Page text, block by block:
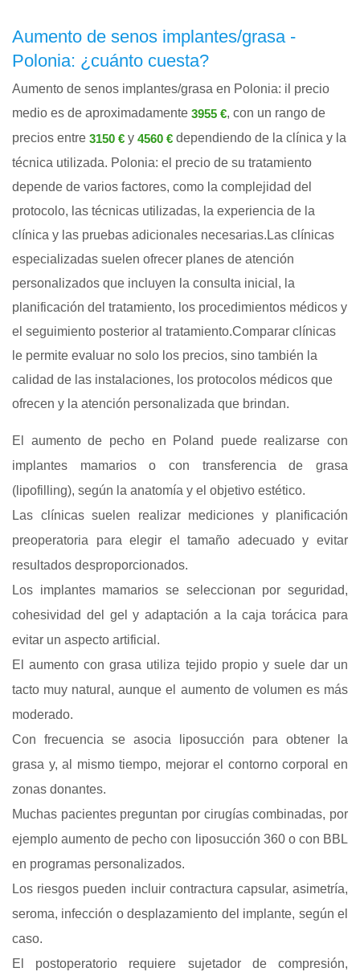
Aumento de senos implantes/grasa -
Polonia: ¿cuánto cuesta?
Aumento de senos implantes/grasa en Polonia: il precio
medio es de aproximadamente 3955 €, con un rango de
precios entre 3150 € y 4560 € dependiendo de la clínica y la
técnica utilizada. Polonia: el precio de su tratamiento
depende de varios factores, como la complejidad del
protocolo, las técnicas utilizadas, la experiencia de la
clínica y las pruebas adicionales necesarias.Las clínicas
especializadas suelen ofrecer planes de atención
personalizados que incluyen la consulta inicial, la
planificación del tratamiento, los procedimientos médicos y
el seguimiento posterior al tratamiento.Comparar clínicas
le permite evaluar no solo los precios, sino también la
calidad de las instalaciones, los protocolos médicos que
ofrecen y la atención personalizada que brindan.
El aumento de pecho en Poland puede realizarse con
implantes mamarios o con transferencia de grasa
(lipofilling), según la anatomía y el objetivo estético.
Las clínicas suelen realizar mediciones y planificación
preoperatoria para elegir el tamaño adecuado y evitar
resultados desproporcionados.
Los implantes mamarios se seleccionan por seguridad,
cohesividad del gel y adaptación a la caja torácica para
evitar un aspecto artificial.
El aumento con grasa utiliza tejido propio y suele dar un
tacto muy natural, aunque el aumento de volumen es más
moderado.
Con frecuencia se asocia liposucción para obtener la
grasa y, al mismo tiempo, mejorar el contorno corporal en
zonas donantes.
Muchas pacientes preguntan por cirugías combinadas, por
ejemplo aumento de pecho con liposucción 360 o con BBL
en programas personalizados.
Los riesgos pueden incluir contractura capsular, asimetría,
seroma, infección o desplazamiento del implante, según el
caso.
El postoperatorio requiere sujetador de compresión,